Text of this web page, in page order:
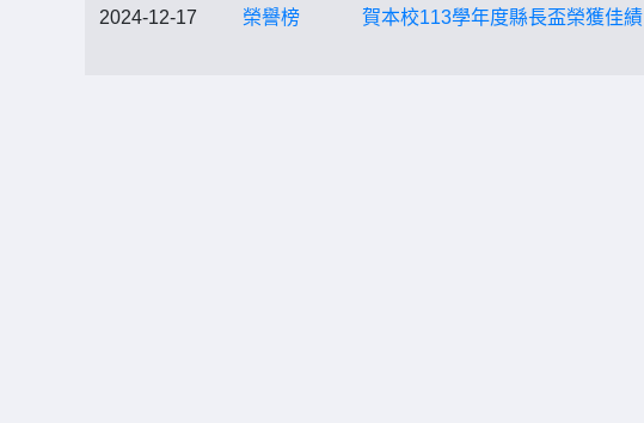
2024-12-17 榮譽榜 賀本校113學年度縣長盃榮獲佳績